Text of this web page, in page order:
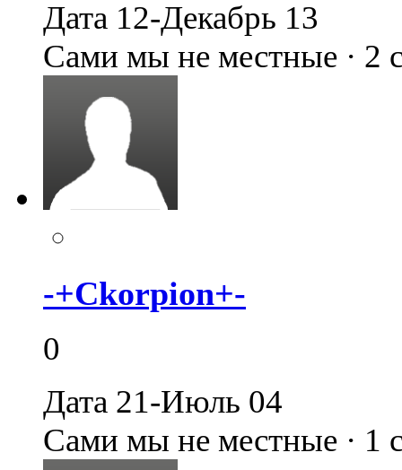
Дата 12-Декабрь 13
Сами мы не местные · 2
-+Ckorpion+-
0
Дата 21-Июль 04
Сами мы не местные · 1